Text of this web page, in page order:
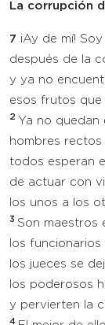
La corrupción
7 ¡Ay de mí!
después de la
y ya no
esos frutos que
2 Ya no quedan
hombres rectos
todos esperan
de actuar con
los unos a los
3 Son maestros
los funcionarios
los jueces se
los poderosos
y pervierten la
4